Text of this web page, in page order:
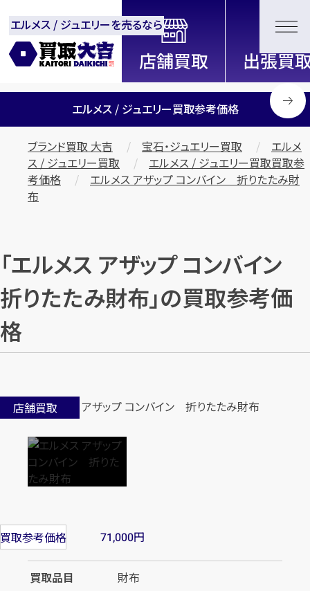
全国2000店舗以上展開中！信頼と実績の買取専門店「買取大
吉」
エルメス / ジュエリーを売るなら
エルメス / ジュエリー買取参考価格
ブランド買取 大吉 宝石・ジュエリー買取
エルメ
ス / ジュエリー買取
エルメス / ジュエリー買取買取参
考価格
エルメス アザップ コンバイン 折りたたみ財
布
「エルメス アザップ コンバイン
折りたたみ財布」の買取参考価
格
店舗買取
買取参考価格 71,000円
買取品目
財布